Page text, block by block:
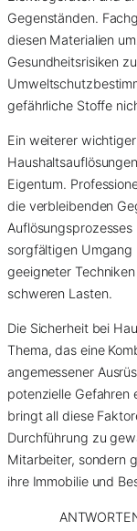
Gegenständen.
diesen Materialien
Gesundheitsrisiken
gefährliche Stoffe
Ein weiterer
Eigentum.
die verbleibenden
sorgfältigen Umgang
geeigneter
schweren Lasten.
Die Sicherheit bei
Thema, das eine
angemessener
potenzielle Gefahren
bringt all diese
Durchführung zu
Mitarbeiter, sondern
ihre Immobilie und